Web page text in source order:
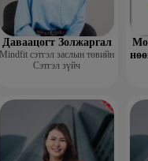
Даваацогт Золжаргал
Mindfit сэтгэл заслын төвийн
Сэтгэл зүйч